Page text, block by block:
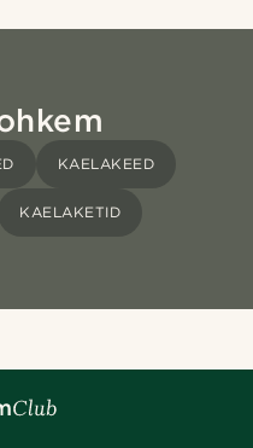
KAELAKEED
KAELAKETID